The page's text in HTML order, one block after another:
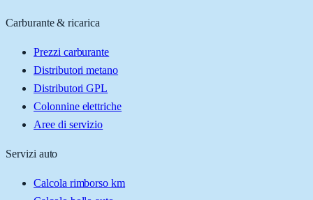
Carburante & ricarica
Prezzi carburante
Distributori metano
Distributori GPL
Colonnine elettriche
Aree di servizio
Servizi auto
Calcola rimborso km